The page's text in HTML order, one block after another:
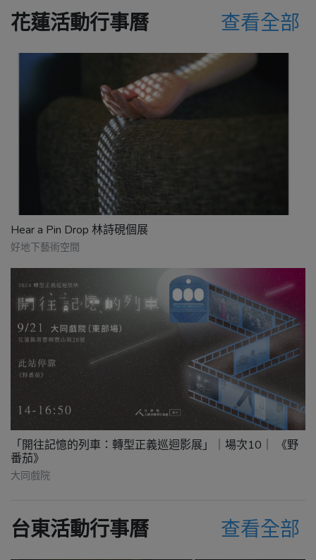
花蓮活動行事曆 查看全部
Hear a Pin Drop 林詩硯個展
好地下藝術空間
「開往記憶的列車：轉型正義巡迴影展」｜場次10｜ 《野
番茄》
大同戲院
台東活動行事曆 查看全部